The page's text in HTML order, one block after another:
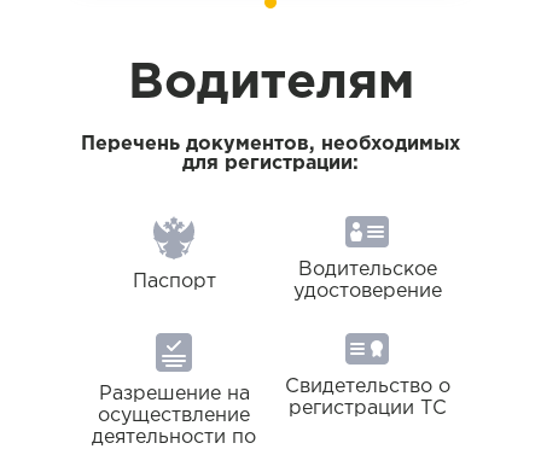
Водителям
Перечень документов, необходимых
для регистрации:
Паспорт
Водительское
удостоверение
Разрешение на
осуществление
деятельности по
Свидетельство о
регистрации ТС